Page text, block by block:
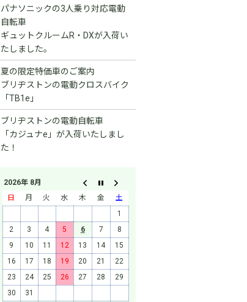
パナソニックの3人乗り対応電動
自転車
ギュットクルームR・DXが入荷い
たしました。
夏の限定特価車のご案内
ブリヂストンの電動クロスバイク
「TB1e」
ブリヂストンの電動自転車
「カジュナe」が入荷いたしまし
た！
2026年 8月
日
月 火 水 木 金
土
1
2
3 4 5 6 7
8
9
10 11 12 13 14
15
16
17 18 19 20 21
22
23
24 25 26 27 28
29
30
31